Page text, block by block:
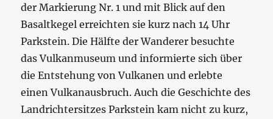
der Markierung Nr. 1 und mit Blick auf den
Basaltkegel erreichten sie kurz nach 14 Uhr
Parkstein. Die Hälfte der Wanderer besuchte
das Vulkanmuseum und informierte sich über
die Entstehung von Vulkanen und erlebte
einen Vulkanausbruch. Auch die Geschichte des
Landrichtersitzes Parkstein kam nicht zu kurz,